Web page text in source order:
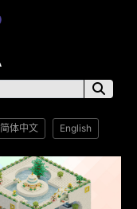
简体中文 English